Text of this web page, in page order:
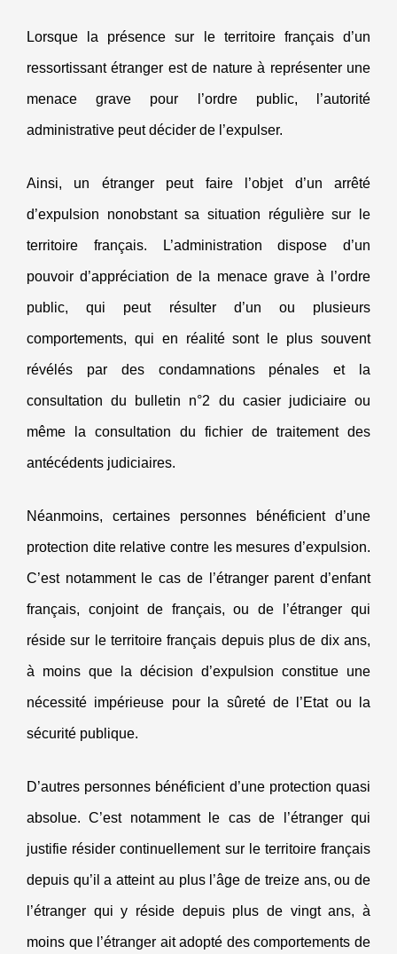
Lorsque la présence sur le territoire français d’un
ressortissant étranger est de nature à représenter une
menace grave pour l’ordre public, l’autorité
administrative peut décider de l’expulser.
Ainsi, un étranger peut faire l’objet d’un arrêté
d’expulsion nonobstant sa situation régulière sur le
territoire français. L’administration dispose d’un
pouvoir d’appréciation de la menace grave à l’ordre
public, qui peut résulter d’un ou plusieurs
comportements, qui en réalité sont le plus souvent
révélés par des condamnations pénales et la
consultation du bulletin n°2 du casier judiciaire ou
même la consultation du fichier de traitement des
antécédents judiciaires.
Néanmoins, certaines personnes bénéficient d’une
protection dite relative contre les mesures d’expulsion.
C’est notamment le cas de l’étranger parent d’enfant
français, conjoint de français, ou de l’étranger qui
réside sur le territoire français depuis plus de dix ans,
à moins que la décision d’expulsion constitue une
nécessité impérieuse pour la sûreté de l’Etat ou la
sécurité publique.
D’autres personnes bénéficient d’une protection quasi
absolue. C’est notamment le cas de l’étranger qui
justifie résider continuellement sur le territoire français
depuis qu’il a atteint au plus l’âge de treize ans, ou de
l’étranger qui y réside depuis plus de vingt ans, à
moins que l’étranger ait adopté des comportements de